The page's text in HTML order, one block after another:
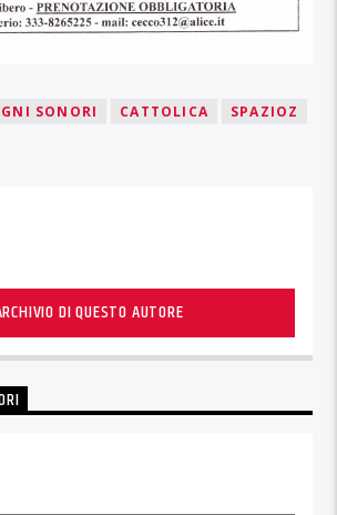
SONORI CATTOLICA SPAZIOZ
DI QUESTO AUTORE